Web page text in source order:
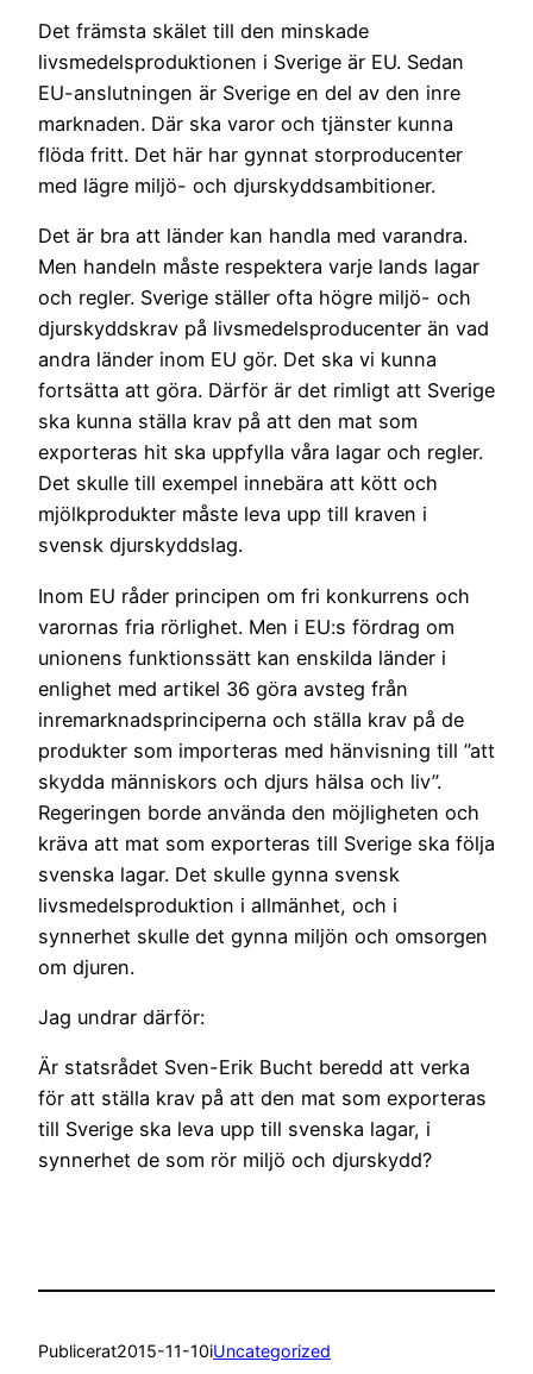
Det främsta skälet till den minskade
livsmedelsproduktionen i Sverige är EU. Sedan
EU-anslutningen är Sverige en del av den inre
marknaden. Där ska varor och tjänster kunna
flöda fritt. Det här har gynnat storproducenter
med lägre miljö- och djurskyddsambitioner.
Det är bra att länder kan handla med varandra.
Men handeln måste respektera varje lands lagar
och regler. Sverige ställer ofta högre miljö- och
djurskyddskrav på livsmedelsproducenter än vad
andra länder inom EU gör. Det ska vi kunna
fortsätta att göra. Därför är det rimligt att Sverige
ska kunna ställa krav på att den mat som
exporteras hit ska uppfylla våra lagar och regler.
Det skulle till exempel innebära att kött och
mjölkprodukter måste leva upp till kraven i
svensk djurskyddslag.
Inom EU råder principen om fri konkurrens och
varornas fria rörlighet. Men i EU:s fördrag om
unionens funktionssätt kan enskilda länder i
enlighet med artikel 36 göra avsteg från
inremarknadsprinciperna och ställa krav på de
produkter som importeras med hänvisning till ”att
skydda människors och djurs hälsa och liv”.
Regeringen borde använda den möjligheten och
kräva att mat som exporteras till Sverige ska följa
svenska lagar. Det skulle gynna svensk
livsmedelsproduktion i allmänhet, och i
synnerhet skulle det gynna miljön och omsorgen
om djuren.
Jag undrar därför:
Är statsrådet Sven-Erik Bucht beredd att verka
för att ställa krav på att den mat som exporteras
till Sverige ska leva upp till svenska lagar, i
synnerhet de som rör miljö och djurskydd?
Publicerat2015-11-10iUncategorized